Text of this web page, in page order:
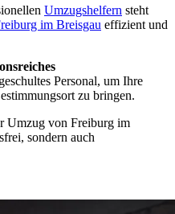
Umzugshelfern steht
im Breisgau effizient und
Personal, um Ihre
zu bringen.
Umzug von Freiburg im
sondern auch